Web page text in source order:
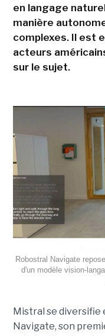
en langage
manière
complexes. Il est
acteurs
sur le sujet.
Robostral Navigate
d'un modèle vision-
Mistral se diversifie
Navigate, son